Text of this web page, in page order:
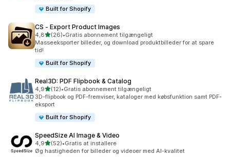
Built for Shopify
CS ‑ Export Product Images
4,8ud af 5 stjerner
(26)
26 anmeldelser i alt
•Gratis abonnement tilgængeligt
Masseeksporter billeder, og download produktbilleder for at spare
tid!
Built for Shopify
Real3D: PDF Flipbook & Catalog
4,9ud af 5 stjerner
(12)
12 anmeldelser i alt
•Gratis abonnement tilgængeligt
3D-flipbook og PDF-fremviser, kataloger med købsfunktion samt PDF-
eksport
Built for Shopify
SpeedSize AI Image & Video
4,9ud af 5 stjerner
(52)
52 anmeldelser i alt
•Gratis at installere
Øg hastigheden for billeder og videoer med AI-kvalitet